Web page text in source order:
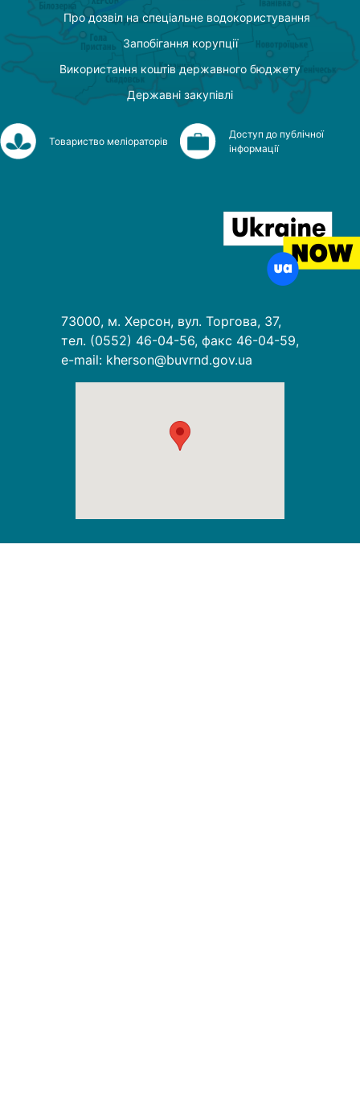
Про дозвіл на спеціальне водокористування
Запобігання корупції
Використання коштів державного бюджету
Державні закупівлі
Товариство меліораторів
Доступ до публічної
інформації
73000, м. Херсон, вул. Торгова, 37,
тел. (0552) 46-04-56, факс 46-04-59,
e-mail: kherson@buvrnd.gov.ua